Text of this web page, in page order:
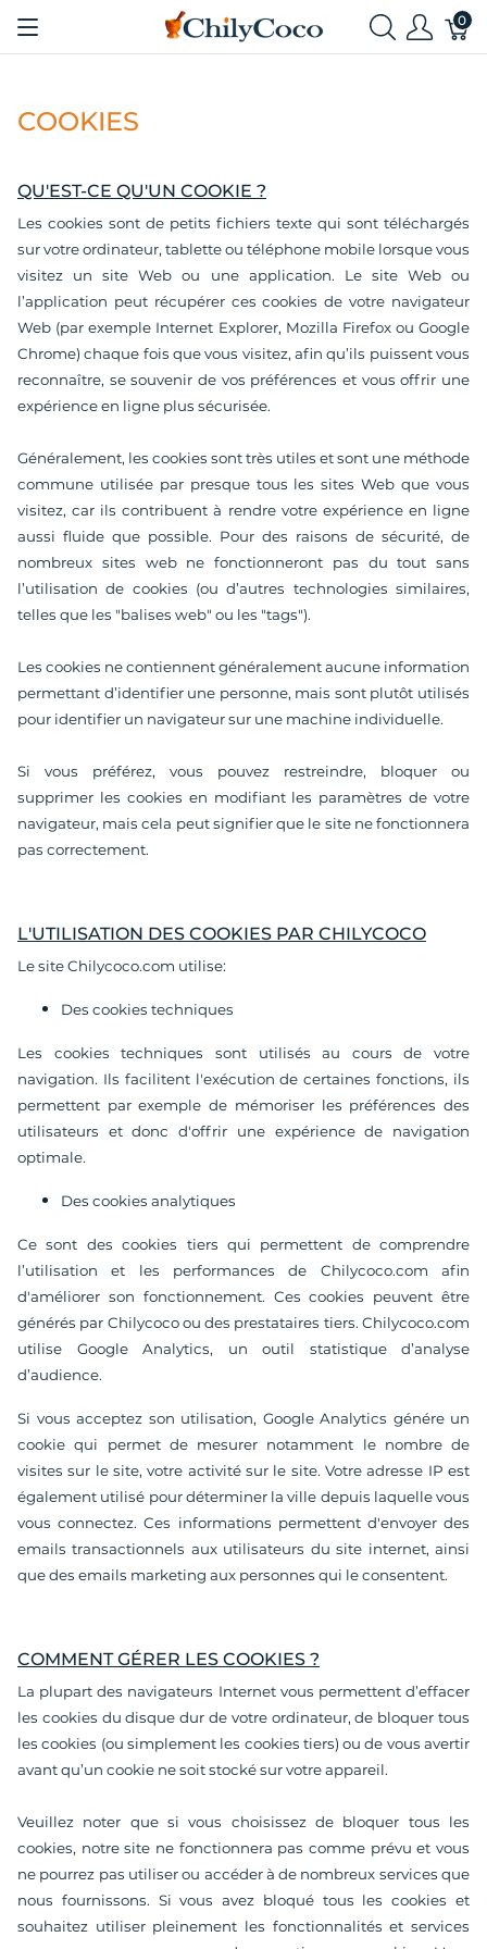
0
COOKIES
QU'EST-CE QU'UN COOKIE ?
Les cookies sont de petits fichiers texte qui sont téléchargés
sur votre ordinateur, tablette ou téléphone mobile lorsque vous
visitez un site Web ou une application. Le site Web ou
l’application peut récupérer ces cookies de votre navigateur
Web (par exemple Internet Explorer, Mozilla Firefox ou Google
Chrome) chaque fois que vous visitez, afin qu’ils puissent vous
reconnaître, se souvenir de vos préférences et vous offrir une
expérience en ligne plus sécurisée.
Généralement, les cookies sont très utiles et sont une méthode
commune utilisée par presque tous les sites Web que vous
visitez, car ils contribuent à rendre votre expérience en ligne
aussi fluide que possible. Pour des raisons de sécurité, de
nombreux sites web ne fonctionneront pas du tout sans
l’utilisation de cookies (ou d’autres technologies similaires,
telles que les "balises web" ou les "tags").
Les cookies ne contiennent généralement aucune information
permettant d’identifier une personne, mais sont plutôt utilisés
pour identifier un navigateur sur une machine individuelle.
Si vous préférez, vous pouvez restreindre, bloquer ou
supprimer les cookies en modifiant les paramètres de votre
navigateur, mais cela peut signifier que le site ne fonctionnera
pas correctement.
L'UTILISATION DES COOKIES PAR CHILYCOCO
Le site Chilycoco.com utilise:
Des cookies techniques
Les cookies techniques sont utilisés au cours de votre
navigation. Ils facilitent l'exécution de certaines fonctions, ils
permettent par exemple de mémoriser les préférences des
utilisateurs et donc d'offrir une expérience de navigation
optimale.
Des cookies analytiques
Ce sont des cookies tiers qui permettent de comprendre
l’utilisation et les performances de Chilycoco.com afin
d'améliorer son fonctionnement. Ces cookies peuvent être
générés par Chilycoco ou des prestataires tiers. Chilycoco.com
utilise Google Analytics, un outil statistique d’analyse
d’audience.
Si vous acceptez son utilisation, Google Analytics génére un
cookie qui permet de mesurer notamment le nombre de
visites sur le site, votre activité sur le site. Votre adresse IP est
également utilisé pour déterminer la ville depuis laquelle vous
vous connectez. Ces informations permettent d'envoyer des
emails transactionnels aux utilisateurs du site internet, ainsi
que des emails marketing aux personnes qui le consentent.
COMMENT GÉRER LES COOKIES ?
La plupart des navigateurs Internet vous permettent d’effacer
les cookies du disque dur de votre ordinateur, de bloquer tous
les cookies (ou simplement les cookies tiers) ou de vous avertir
avant qu’un cookie ne soit stocké sur votre appareil.
Veuillez noter que si vous choisissez de bloquer tous les
cookies, notre site ne fonctionnera pas comme prévu et vous
ne pourrez pas utiliser ou accéder à de nombreux services que
nous fournissons. Si vous avez bloqué tous les cookies et
souhaitez utiliser pleinement les fonctionnalités et services